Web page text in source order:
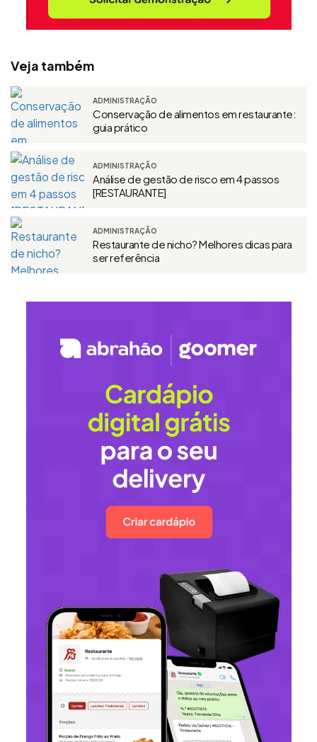
Veja também
ADMINISTRAÇÃO
Conservação de alimentos em restaurante:
guia prático
ADMINISTRAÇÃO
Análise de gestão de risco em 4 passos
[RESTAURANTE]
ADMINISTRAÇÃO
Restaurante de nicho? Melhores dicas para
ser referência